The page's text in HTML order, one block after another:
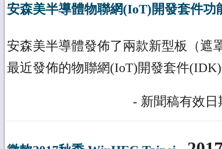
安森美半導體物聯網(IoT)開發套件功
安森美半導體發佈了兩款新型板（遮
最近發佈的物聯網(IoT)開發套件
- 新聞稿有效日